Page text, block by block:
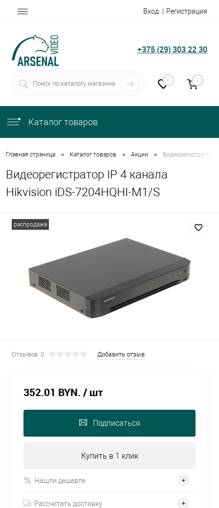
Вход Регистрация
+375 (29) 303 22 30
0 0
Каталог товаров
Главная страница • Каталог товаров • Акции • Видеорегистратор
Видеорегистратор IP 4 канала
Hikvision iDS-7204HQHI-M1/S
распродажа
Отзывов: 0 Добавить отзыв
352.01 BYN. / шт
Подписаться
Купить в 1 клик
Нашли дешевле
Рассчитать доставку